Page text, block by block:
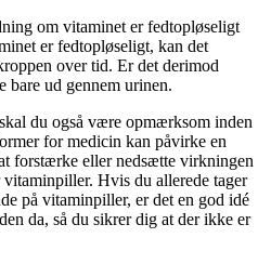
om vitaminet er fedtopløseligt
er fedtopløseligt, kan det
over tid. Er det derimod
bare ud gennem urinen.
du også være opmærksom inden
for medicin kan påvirke en
forstærke eller nedsætte virkningen
Hvis du allerede tager
på vitaminpiller, er det en god idé
da, så du sikrer dig at der ikke er